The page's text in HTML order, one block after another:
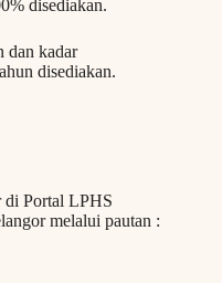
disediakan.
dan kadar
disediakan.
di Portal LPHS
melalui pautan :